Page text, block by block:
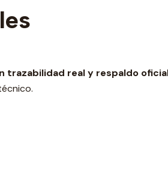
trazabilidad real y respaldo